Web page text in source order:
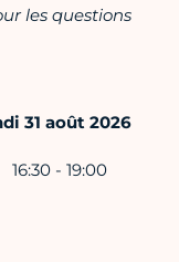
les questions
31 août 2026
16:30 - 19:00